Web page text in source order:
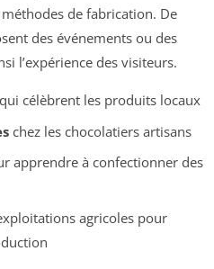
de fabrication. De
des événements ou des
l’expérience des visiteurs.
célèbrent les produits locaux
chez les chocolatiers artisans
apprendre à confectionner des
agricoles pour